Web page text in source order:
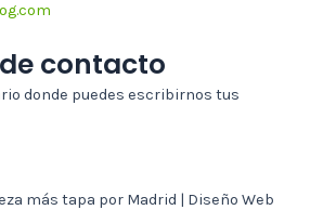
contacto
donde puedes escribirnos tus
más tapa por Madrid | Diseño Web